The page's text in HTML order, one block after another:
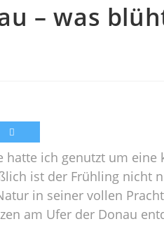
– was
ich genutzt um eine
ist der Frühling nicht
in seiner vollen
am Ufer der Donau